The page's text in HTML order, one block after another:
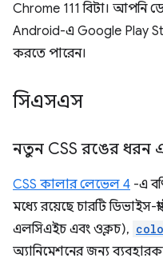
Chrome 111 বিটা। আপনি
Android-এ Google Play
করতে পারেন।
সিএসএস
নতুন CSS রঙের ধরন
CSS কালার লেভেল 4 -এ
মধ্যে রয়েছে চারটি ডিভাইস-
এলসিএইচ এবং ওক্লচ),
অ্যানিমেশনের জন্য